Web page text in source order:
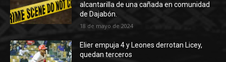
alcantarilla de una cañada en comunidad
de Dajabón.
18 de mayo de 2024
Elier empuja 4 y Leones derrotan Licey,
quedan terceros